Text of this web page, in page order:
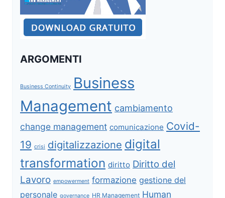
ARGOMENTI
Business Continuity Business
Management cambiamento
change management comunicazione Covid-
19 crisi digitalizzazione digital
transformation diritto Diritto del
Lavoro empowerment formazione gestione del
personale governance HR Management Human